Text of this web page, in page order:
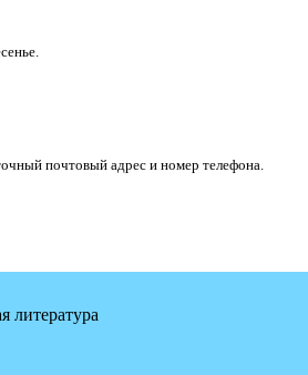
почтовый адрес и номер телефона.
литература